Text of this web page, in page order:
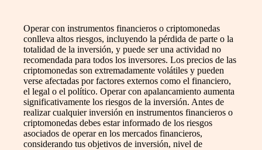
Operar con instrumentos financieros o criptomonedas
conlleva altos riesgos, incluyendo la pérdida de parte o la
totalidad de la inversión, y puede ser una actividad no
recomendada para todos los inversores. Los precios de las
criptomonedas son extremadamente volátiles y pueden
verse afectadas por factores externos como el financiero,
el legal o el político. Operar con apalancamiento aumenta
significativamente los riesgos de la inversión. Antes de
realizar cualquier inversión en instrumentos financieros o
criptomonedas debes estar informado de los riesgos
asociados de operar en los mercados financieros,
considerando tus objetivos de inversión, nivel de